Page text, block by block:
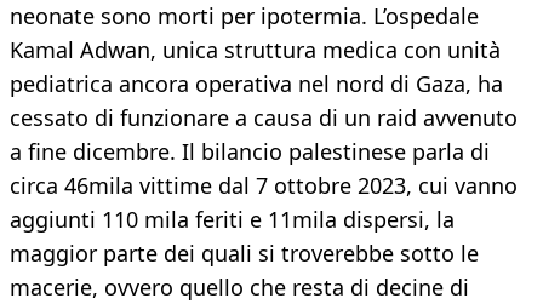
neonate sono morti per ipotermia. L’ospedale
Kamal Adwan, unica struttura medica con unità
pediatrica ancora operativa nel nord di Gaza, ha
cessato di funzionare a causa di un raid avvenuto
a fine dicembre. Il bilancio palestinese parla di
circa 46mila vittime dal 7 ottobre 2023, cui vanno
aggiunti 110 mila feriti e 11mila dispersi, la
maggior parte dei quali si troverebbe sotto le
macerie, ovvero quello che resta di decine di